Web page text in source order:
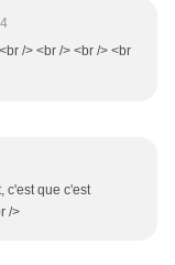
/> <br /> <br /> <br
c'est que c'est
/>